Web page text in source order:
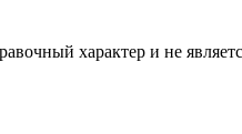
характер и не